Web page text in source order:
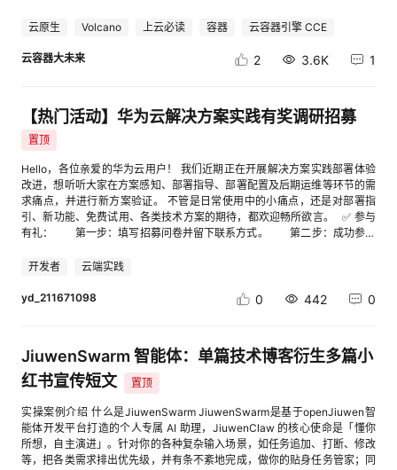
南：cid:link_3[3] 挂载对象存储桶详细指导：cid:link_4
工作负载，以及传输层的流量策略。 cat <<EOF | kubectl apply -f -
metadata: name: deepseek-v4 namespace: default spec: modelName:
networking.serving.volcano.sh/v1alpha1 kind: ModelServer metadata:
name: deepseekv4-pd namespace: default spec: inferenceEngine:
vLLM model: "deepseek_v4" workloadPort: port: 7100 protocol: http
deepseekv4-pd pdGroup: groupKey: "modelserving.volcano.sh/group-
name" prefillLabels: modelserving.volcano.sh/role: prefill decodeLabels:
modelserving.volcano.sh/role: decode trafficPolicy: timeout: "300s"
retry: attempts: 3 retryInterval: "150ms" kvConnector: type: mooncake
EOF 3. 验证部署与测试 完成上述三个 CRD 的部署后，PD分离推理即搭建
curl --location 'http://${ENDPOINT}/v1/chat/completions' \ --header
"messages": [ { "role": "user", "content": "Where is the capital of China?"
务已成功将生成的 KV 缓存通过底层通信层传输给解码服务，分离推理架构
正在按预期高效工作。 ▍结 语 随着各类推理框架对 PD 分离和 KVCache
优化的持续跟进，分布式推理架构的落地标准正在不断提高。Kthena 通过
集成 Mooncake 并结合昇腾 NPU 的硬件级优化，为开发者提供了一个开箱
即用的分布式推理负载编排解决方案，旨在以客观的工程指标提升 LLM 在
生产环境中的实际运行效率。 了解完整的部署指南与架构细节，欢迎访
问 Kthena [3]官方文档或访问 GitHub 仓库 (volcano-sh/kthena[4])。 相
关链接： [1] Deepseek-v4部署脚本 modelserving:cid:link_0 [2]
打造更加优质、高效的云服务体验。 参与投稿方式 第1步：（已注册并实名
可跳过）华为云账号实名认证，点击这里。（已设置可跳过）登录后设置社
区昵称，点我设置。 第2步：点击报名填写报名问卷，提供信息 第3步：开
启您的云端体验，分享实践案例，点我写帖子。 版块选择“开发者服务->训
及链接地址，请复制：【案例共创】【第12期】基于华为云AI Shell完成云
资源管理、云服务运维和应用部署 【如您在体验中有任何产品问题，如发现
任何体验不友好、产品Bug、文档页面错漏等情况，欢迎通过云声平台反馈
给我们，还有机会领取云声专属礼品！活动相关咨询可以扫码添加文末开发
者社区小助手】 Ø产品介绍 AI Shell：智能 AI 命令行工具，一键快速拉起
专属云端作业环境，预置AI CLI、精选华为云资源管理最佳实践等技能，无
需复杂配置，开箱即用。容器运行环境免费使用，搭载多款预置大模型，轻
松开展各类云上作业。 Ø适用场景 云资源管理：依托自然语言对话下达指
效。 云服务运维：CES 告警自动化技能，支持批量管理告警、配置通知与
监控，自带模板，适配 ECS 批量告警、多环境运维场景。 最佳实践：根据
您的需求自动规划最佳云资源使用实践，如需云上部署简易WEB应用，输入
请求，自动规划列出最佳资源购买建议。 Ø 应用构建要求 开发者可结合自
服务运维 应用部署 Ø 文档案例模版参考： 注意：如通过已有代码进行应用
部署，则应用代码要上传GitCode，案例中要给出GitCode代码地址。 1、
案例名称：探索智能 Shell 交互新范式 详解 AI Shell 完整用法 cid:link_0 案
例介绍：本案例主要介绍AI Shell的基础使用，轻松实现云资源管理、云服
务运维及应用部署。 2、案例名称：AI Shell：云资源智能监控与故障快速响
应 cid:link_1 案例介绍：针对企业云运维普遍存在监控盲区、故障响应滞
后、性能数据分散、缺乏趋势预测、告警配置混乱等核心业务痛点，依托 AI
云原生 Volcano 上云必读 容器 云容器引擎 CCE
云容器大未来 2 3.6K 1
【热门活动】华为云解决方案实践有奖调研招募
置顶
Hello，各位亲爱的华为云用户！ 我们近期正在开展解决方案实践部署体验
改进，想听听大家在方案感知、部署指导、部署配置及后期运维等环节的需
求痛点，并进行新方案验证。 不管是日常使用中的小痛点，还是对部署指
引、新功能、免费试用、各类技术方案的期待，都欢迎畅所欲言。 ✅ 参与
有礼： 第一步：填写招募问卷并留下联系方式。 第二步：成功参与
部署过华为云解决方案实践的用户。华为云解决方案实践戳这里cid:link_1 ✅
募问卷：①点击链接 ②扫码下方二维码 [进入帖子详情页查看图片]
开发者 云端实践
yd_211671098 0 442 0
JiuwenSwarm 智能体：单篇技术博客衍生多篇小
红书宣传短文
置顶
实操案例介绍 什么是JiuwenSwarm JiuwenSwarm是基于openJiuwen智
能体开发平台打造的个人专属 AI 助理，JiuwenClaw 的核心使命是「懂你
所想，自主演进」。针对你的各种复杂输入场景，如任务追加、打断、修改
等，把各类需求排出优先级，并有条不紊地完成，做你的贴身任务管家；同